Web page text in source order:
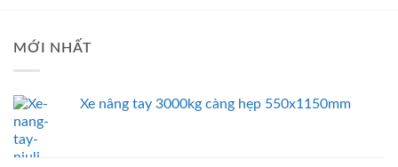
MỚI NHẤT
Xe nâng tay 3000kg càng hẹp 550x1150mm